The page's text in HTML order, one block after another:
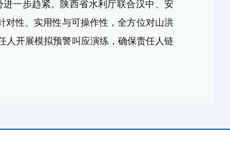
一步趋紧。
陕西省水利厅联合汉中、安
对性、实用性与可操作性，全方位对山洪
人开展模拟预警叫应演练，确保责任人链